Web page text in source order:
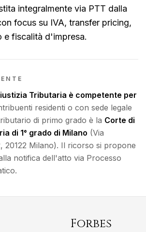
integralmente via PTT dalla
focus su IVA, transfer pricing,
e fiscalità d'impresa.
Tributaria è competente per
residenti o con sede legale
di primo grado è la Corte di
di 1° grado di Milano (Via
, 20122 Milano). Il ricorso si propone
notifica dell'atto via Processo
Forbes